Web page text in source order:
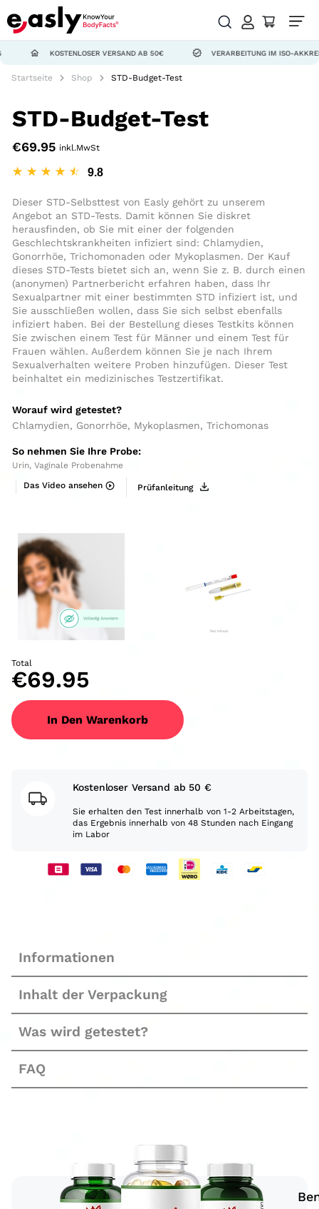
KOSTENLOSER VERSAND AB 50€ VERARBEITUNG IM ISO-
Startseite Shop STD-Budget-Test
STD-Budget-Test
€69.95 inkl.MwSt
☆ ☆ ☆ ☆ ☆
Dieser STD-Selbsttest von Easly gehört zu unserem
Angebot an STD-Tests. Damit können Sie diskret
herausfinden, ob Sie mit einer der folgenden
Geschlechtskrankheiten infiziert sind: Chlamydien,
Gonorrhöe, Trichomonaden oder Mykoplasmen. Der Kauf
dieses STD-Tests bietet sich an, wenn Sie z. B. durch einen
(anonymen) Partnerbericht erfahren haben, dass Ihr
Sexualpartner mit einer bestimmten STD infiziert ist, und
Sie ausschließen wollen, dass Sie sich selbst ebenfalls
infiziert haben. Bei der Bestellung dieses Testkits können
Sie zwischen einem Test für Männer und einem Test für
Frauen wählen. Außerdem können Sie je nach Ihrem
Sexualverhalten weitere Proben hinzufügen. Dieser Test
beinhaltet ein medizinisches Testzertifikat.
Worauf wird getestet?
Chlamydien, Gonorrhöe, Mykoplasmen, Trichomonas
So nehmen Sie Ihre Probe:
Urin, Vaginale Probenahme
Das Video ansehen Prüfanleitung
Total
€69.95
In Den Warenkorb
Kostenloser Versand ab 50 €
Sie erhalten den Test innerhalb von 1-2 Arbeitstagen,
das Ergebnis innerhalb von 48 Stunden nach Eingang
im Labor
Informationen
Inhalt der Verpackung
Was wird getestet?
FAQ